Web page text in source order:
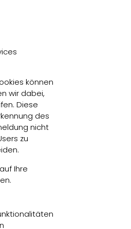
können
wir dabei,
Diese
des
nicht
zu
Ihre